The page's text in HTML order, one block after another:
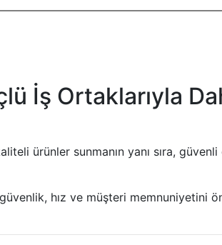
İş Ortaklarıyla
ürünler sunmanın yanı sıra,
hız ve müşteri